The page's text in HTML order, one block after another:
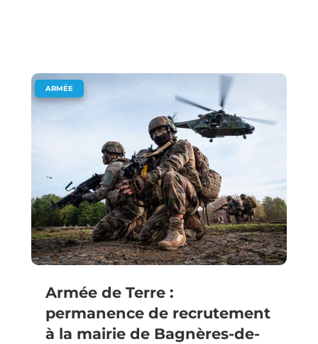
Armée de Terre :
permanence de recrutement
à la mairie de Bagnères-de-
ARMÉE